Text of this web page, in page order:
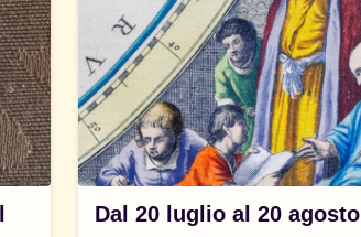
Dal 20 luglio al 20 agosto